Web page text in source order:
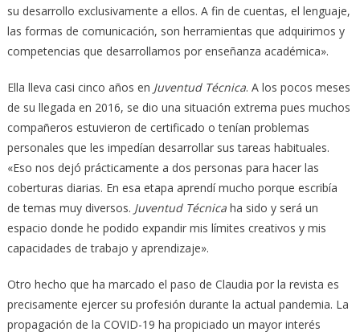
su desarrollo exclusivamente a ellos. A fin de cuentas, el lenguaje,
las formas de comunicación, son herramientas que adquirimos y
competencias que desarrollamos por enseñanza académica».
Ella lleva casi cinco años en Juventud Técnica. A los pocos meses
de su llegada en 2016, se dio una situación extrema pues muchos
compañeros estuvieron de certificado o tenían problemas
personales que les impedían desarrollar sus tareas habituales.
«Eso nos dejó prácticamente a dos personas para hacer las
coberturas diarias. En esa etapa aprendí mucho porque escribía
de temas muy diversos. Juventud Técnicaha sido y será un
espacio donde he podido expandir mis límites creativos y mis
capacidades de trabajo y aprendizaje».
Otro hecho que ha marcado el paso de Claudia por la revista es
precisamente ejercer su profesión durante la actual pandemia. La
propagación de la COVID-19 ha propiciado un mayor interés